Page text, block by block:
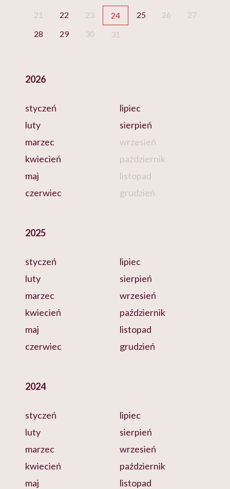
21
22 23 24 25 26
27
28
29 30 31
2026
styczeń
luty
marzec
kwiecień
maj
czerwiec
lipiec
sierpień
wrzesień
październik
listopad
grudzień
2025
styczeń
luty
marzec
kwiecień
maj
czerwiec
lipiec
sierpień
wrzesień
październik
listopad
grudzień
2024
styczeń
luty
marzec
kwiecień
maj
lipiec
sierpień
wrzesień
październik
listopad